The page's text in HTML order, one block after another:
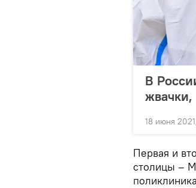
В
18 июня
Первая и
столицы –